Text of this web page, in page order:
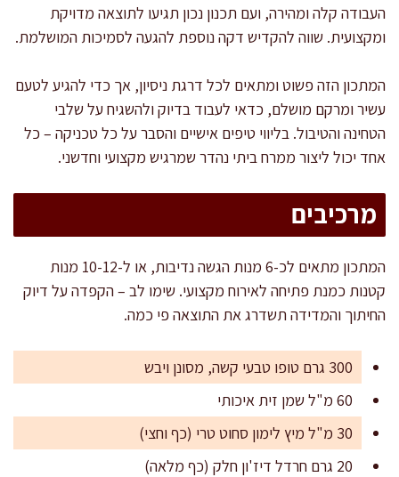
העבודה קלה ומהירה, ועם תכנון נכון תגיעו לתוצאה מדויקת
ומקצועית. שווה להקדיש דקה נוספת להגעה לסמיכות המושלמת.
המתכון הזה פשוט ומתאים לכל דרגת ניסיון, אך כדי להגיע לטעם
עשיר ומרקם מושלם, כדאי לעבוד בדיוק ולהשגיח על שלבי
הטחינה והטיבול. בליווי טיפים אישיים והסבר על כל טכניקה – כל
אחד יכול ליצור ממרח ביתי נהדר שמרגיש מקצועי וחדשני.
מרכיבים
המתכון מתאים לכ-6 מנות הגשה נדיבות, או ל-10-12 מנות
קטנות כמנת פתיחה לאירוח מקצועי. שימו לב – הקפדה על דיוק
החיתוך והמדידה תשדרג את התוצאה פי כמה.
300 גרם טופו טבעי קשה, מסונן ויבש
60 מ"ל שמן זית איכותי
30 מ"ל מיץ לימון סחוט טרי (כף וחצי)
20 גרם חרדל דיז'ון חלק (כף מלאה)